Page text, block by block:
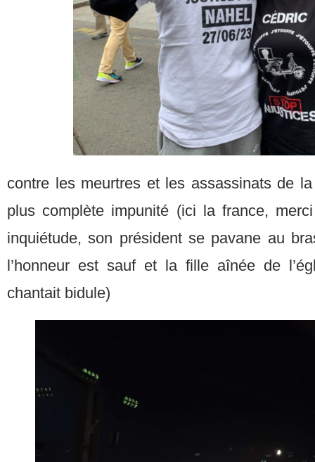
contre les meurtres et les assassinats de
plus complète impunité (ici la france,
inquiétude, son président se pavane au
l’honneur est sauf et la fille aînée de
chantait bidule)